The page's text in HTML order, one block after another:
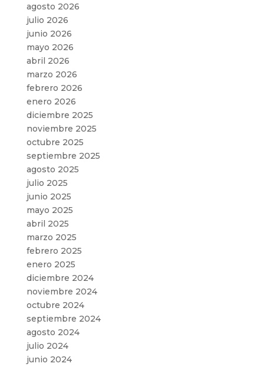
agosto 2026
julio 2026
junio 2026
mayo 2026
abril 2026
marzo 2026
febrero 2026
enero 2026
diciembre 2025
noviembre 2025
octubre 2025
septiembre 2025
agosto 2025
julio 2025
junio 2025
mayo 2025
abril 2025
marzo 2025
febrero 2025
enero 2025
diciembre 2024
noviembre 2024
octubre 2024
septiembre 2024
agosto 2024
julio 2024
junio 2024